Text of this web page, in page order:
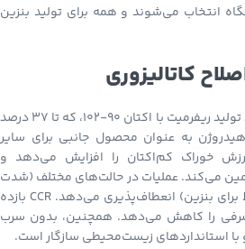
انتخاب می‌شوند و همه برای تولید بنزین
کاتالیزوری
اصلاح کاتالیزوری مزایایی مانند تولید ریفرمیت با اکتان ۹۰-۱۰۲، که تا ۳۷ درصد
به عنوان محصول جانبی برای سایر
ارزش خوراک کم‌اکتان را افزایش می‌دهد و
می‌کند. عملیات در حالت‌های مختلف (شدت
بالا برای آروماتیک‌ها یا متوسط برای بنزین) انعطاف‌پذیری می‌دهد. CCR بازده
را کاهش می‌دهد. همچنین، بدون سرب
استانداردهای زیست‌محیطی سازگار است.